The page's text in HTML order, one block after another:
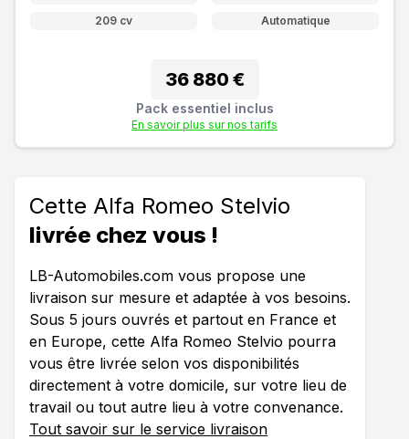
209 cv
Automatique
36 880 €
Pack essentiel inclus
En savoir plus sur nos tarifs
Cette Alfa Romeo Stelvio
livrée chez vous !
LB-Automobiles.com vous propose une
livraison sur mesure et adaptée à vos besoins.
Sous 5 jours ouvrés et partout en France et
en Europe, cette Alfa Romeo Stelvio pourra
vous être livrée selon vos disponibilités
directement à votre domicile, sur votre lieu de
travail ou tout autre lieu à votre convenance.
Tout savoir sur le service livraison